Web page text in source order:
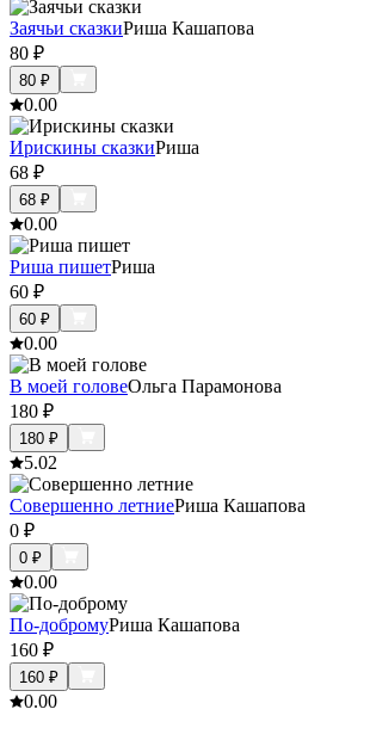
Заячьи сказкиРиша Кашапова
80 ₽
80 ₽
0.00
Ирискины сказкиРиша
68 ₽
68 ₽
0.00
Риша пишетРиша
60 ₽
60 ₽
0.00
В моей головеОльга Парамонова
180 ₽
180 ₽
5.02
Совершенно летниеРиша Кашапова
0 ₽
0 ₽
0.00
По-добромуРиша Кашапова
160 ₽
160 ₽
0.00